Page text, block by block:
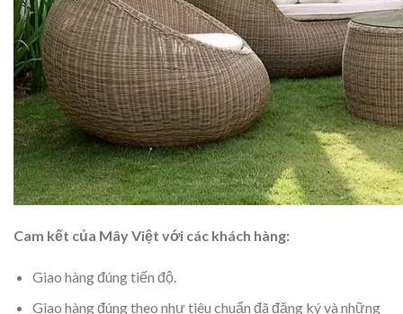
Cam kết của Mây Việt với các khách hàng:
Giao hàng đúng tiến độ.
Giao hàng đúng theo như tiêu chuẩn đã đăng ký và những